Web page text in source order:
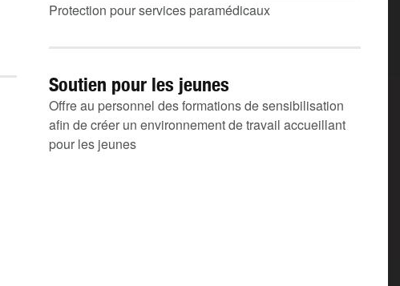
Protection pour services paramédicaux
Soutien pour les jeunes
Offre au personnel des formations de sensibilisation
afin de créer un environnement de travail accueillant
pour les jeunes